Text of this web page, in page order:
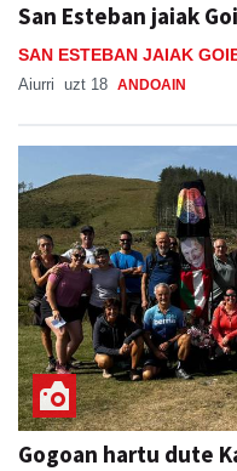
San Esteban jaiak
SAN ESTEBAN JAIAK
Aiurri uzt 18 ANDOAIN
Gogoan hartu dute